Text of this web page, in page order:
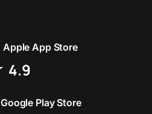
Apple App Store
4.9
Google Play Store